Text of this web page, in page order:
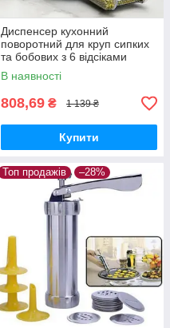
Диспенсер кухонний
поворотний для круп сипких
та бобових з 6 відсіками
(прозоро-білий)
В наявності
808,69 ₴ 1 139 ₴
Купити
Топ продажів –28%